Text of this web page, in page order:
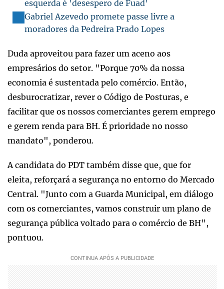
esquerda é 'desespero de Fuad'
Gabriel Azevedo promete passe livre a
moradores da Pedreira Prado Lopes
Duda aproveitou para fazer um aceno aos
empresários do setor. "Porque 70% da nossa
economia é sustentada pelo comércio. Então,
desburocratizar, rever o Código de Posturas, e
facilitar que os nossos comerciantes gerem emprego
e gerem renda para BH. É prioridade no nosso
mandato", ponderou.
A candidata do PDT também disse que, que for
eleita, reforçará a segurança no entorno do Mercado
Central. "Junto com a Guarda Municipal, em diálogo
com os comerciantes, vamos construir um plano de
segurança pública voltado para o comércio de BH",
pontuou.